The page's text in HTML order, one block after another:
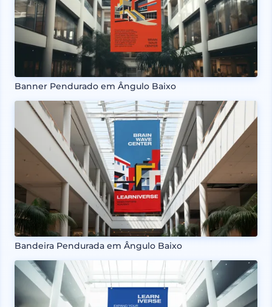
Banner Pendurado em Ângulo Baixo
Bandeira Pendurada em Ângulo Baixo